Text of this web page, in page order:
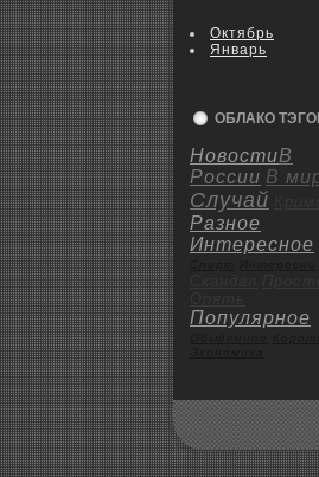
Октябрь
Январь
ОБЛАКО
НовостиВ
России В
Случай
Разное
Интересное
Популярное